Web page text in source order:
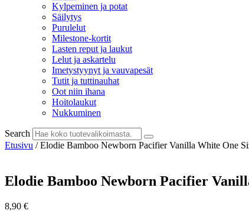
Kylpeminen ja potat
Säilytys
Purulelut
Milestone-kortit
Lasten reput ja laukut
Lelut ja askartelu
Imetystyynyt ja vauvapesät
Tutit ja tuttinauhat
Oot niin ihana
Hoitolaukut
Nukkuminen
Search
Etusivu / Elodie Bamboo Newborn Pacifier Vanilla White One
Elodie Bamboo Newborn Pacifier
8,90 €